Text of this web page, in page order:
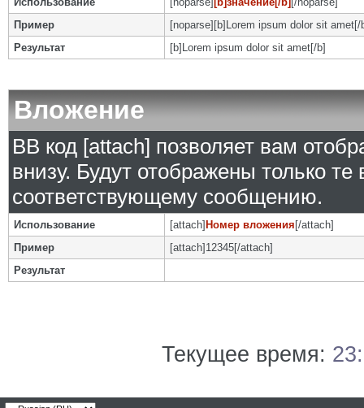
Пример
[noparse][b]Lorem ipsum dolor sit amet[/
Результат
[b]Lorem ipsum dolor sit amet[/b]
Вложение
BB код [attach] позволяет вам
внизу. Будут отображены только
соответствующему сообщению.
Использование [attach] Номер вложения [/attach]
Пример
[attach]12345[/attach]
Результат
Текущее время: